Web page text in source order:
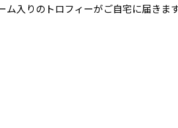
ム入りのトロフィーがご自宅に届きま